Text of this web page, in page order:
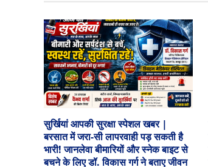
सुर्खियां आपकी सुरक्षा स्पेशल खबर |
बरसात में जरा-सी लापरवाही पड़ सकती है
भारी! जानलेवा बीमारियों और स्नेक बाइट से
बचने के लिए डॉ. विकास गर्ग ने बताए जीवन